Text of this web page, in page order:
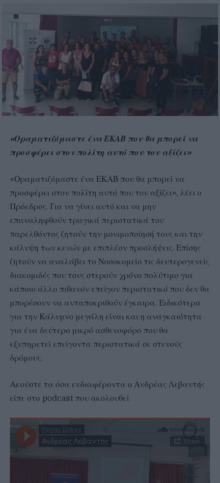
«Οραματιζόμαστε ένα ΕΚΑΒ που θα μπορεί να
προσφέρει στον πολίτη αυτό που του αξίζει»
«Οραματιζόμαστε ένα ΕΚΑΒ που θα μπορεί να
προσφέρει στον πολίτη αυτό που του αξίζει», λέει ο
Πρόεδρος. Για να γίνει αυτό και να μην
επαναληφθούν τραγικά περιστατικά του
παρελθόντος ζητούν την μονιμοποίησή τους και την
κάλυψη των κενών με επιπλέον προσλήψεις. Επίσης
ζητούν να αναλάβει το Νοσοκομείο τις δευτερογενείς
διακομιδές που τους στερούν χρόνο πολύτιμο για
κάποιο άλλο πιθανόν επείγον περιστατικό που δεν θα
μπορέσουν να ανταποκριθούν έγκαιρα. Ειδικότερα
για την Κάλυμνο μεγάλη είναι και η αναγκαιότητα
για ένα δεύτερο μικρό ασθενοφόρο που θα
εξυπηρετεί επείγοντα περιστατικά σε στενούς
δρόμους.
Ακούστε τα όσα ενδιαφέροντα ο Ανδρέας Λεβαντής
είπε στο podcast που ακολουθεί